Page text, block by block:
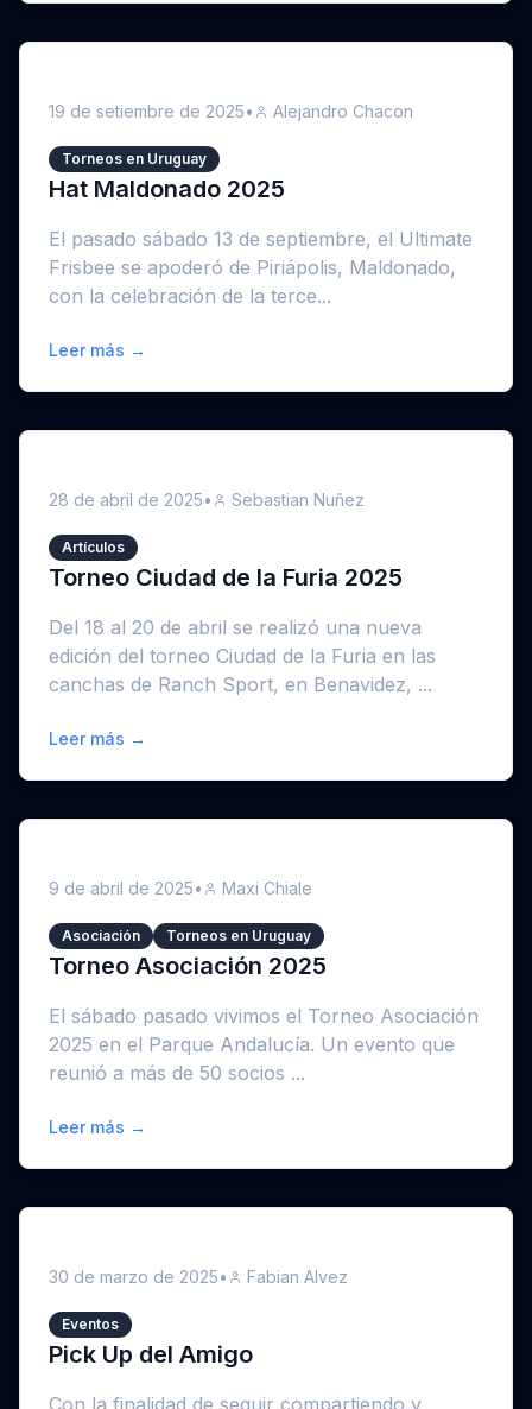
19 de setiembre de 2025• Alejandro Chacon
Torneos en Uruguay
Hat Maldonado 2025
El pasado sábado 13 de septiembre, el Ultimate
Frisbee se apoderó de Piriápolis, Maldonado,
con la celebración de la terce...
Leer más →
28 de abril de 2025• Sebastian Nuñez
Artículos
Torneo Ciudad de la Furia 2025
Del 18 al 20 de abril se realizó una nueva
edición del torneo Ciudad de la Furia en las
canchas de Ranch Sport, en Benavidez, ...
Leer más →
9 de abril de 2025• Maxi Chiale
Asociación Torneos en Uruguay
Torneo Asociación 2025
El sábado pasado vivimos el Torneo Asociación
2025 en el Parque Andalucía. Un evento que
reunió a más de 50 socios ...
Leer más →
30 de marzo de 2025• Fabian Alvez
Eventos
Pick Up del Amigo
Con la finalidad de seguir compartiendo y